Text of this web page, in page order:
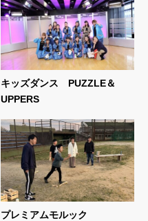
キッズダンス PUZZLE＆
UPPERS
プレミアムモルック